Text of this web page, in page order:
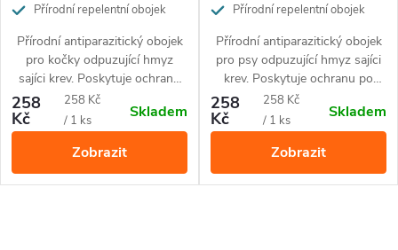
Přírodní repelentní obojek
Přírodní antiparazitický obojek
pro kočky odpuzující hmyz
sajíci krev. Poskytuje ochranu
po dobu 3 měsíců. Přírodní
netoxické složení zaručuje
vhodnost i pro koťata.
258
Kč
Měrná
cena:
258 Kč
/ 1 ks
Skladem
Zobrazit
Přírodní repelentní obojek
Přírodní antiparazitický obojek
pro psy odpuzující hmyz sajíci
krev. Poskytuje ochranu po
dobu 90 dní. Přírodní netoxické
složení zaručuje vhodnost i pro
štěňata a březí feny.
258
Kč
Měrná
cena:
258 Kč
/ 1 ks
Skladem
Zobrazit